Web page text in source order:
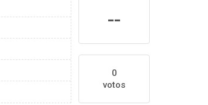
--
0
votos